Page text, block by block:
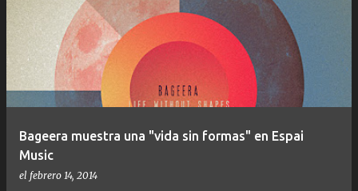
Bageera muestra una "vida sin formas" en Espai
Music
el febrero 14, 2014